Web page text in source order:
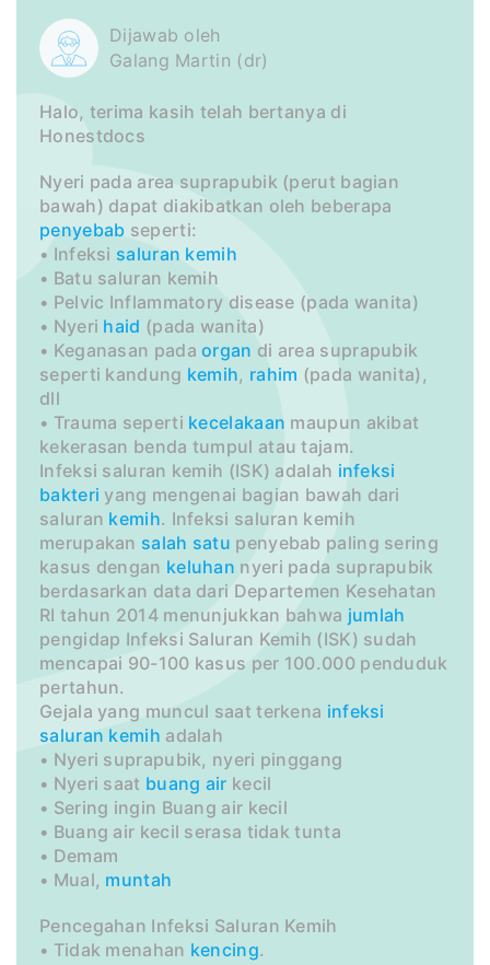
Dijawab oleh
Galang Martin (dr)
Halo, terima kasih telah bertanya di
Honestdocs
Nyeri pada area suprapubik (perut bagian
bawah) dapat diakibatkan oleh beberapa
penyebab seperti:
• Infeksi saluran kemih
• Batu saluran kemih
• Pelvic Inflammatory disease (pada wanita)
• Nyeri haid (pada wanita)
• Keganasan padaorgan di area suprapubik
seperti kandung kemih, rahim (pada wanita),
dll
• Trauma seperti kecelakaan maupun akibat
kekerasan benda tumpul atau tajam.
Infeksi saluran kemih (ISK) adalah infeksi
bakteri yang mengenai bagian bawah dari
saluran kemih. Infeksi saluran kemih
merupakan salah satu penyebab paling sering
kasus dengan keluhan nyeri pada suprapubik
berdasarkan data dari Departemen Kesehatan
RI tahun 2014 menunjukkan bahwa jumlah
pengidap Infeksi Saluran Kemih (ISK) sudah
mencapai 90-100 kasus per 100.000 penduduk
pertahun.
Gejala yang muncul saat terkena infeksi
saluran kemih adalah
• Nyeri suprapubik, nyeri pinggang
• Nyeri saat buang air kecil
• Sering ingin Buang air kecil
• Buang air kecil serasa tidak tunta
• Demam
• Mual, muntah
Pencegahan Infeksi Saluran Kemih
• Tidak menahan kencing.